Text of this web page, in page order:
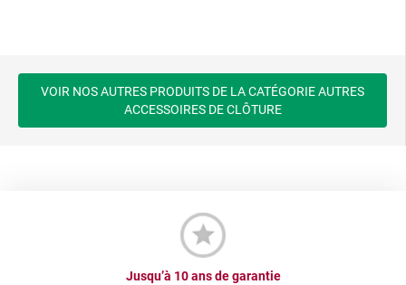
VOIR NOS AUTRES PRODUITS DE LA CATÉGORIE AUTRES
ACCESSOIRES DE CLÔTURE
Jusqu’à 10 ans de garantie